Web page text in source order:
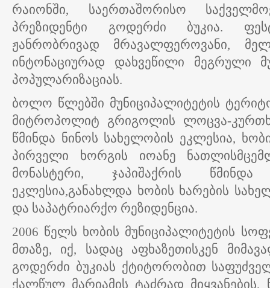
რაიონში, საერთაშორისო
პრეზიდენტი გოდერძი ბუკია.
ჟანრობრივად მრავალფეროვანი,
ინტონაციურად დახვეწილი მეგრული
პოპულარიზაციას.
ბოლო წლებში მუნიციპალიტეტის
მიტროპოლიტ გრიგოლის ლოცვა-
წმინდა ნინოს სახელობის ეკლესია,
პირველი ხორგის იოანე
მონასტერი, ჯაპიშაქრის
ეკლესია,განახლდა ხობის ხარების
და საპატრიარქო რეზიდენცია.
2006 წელს ხობის მუნიციპალიტეტის
მთაზე, იქ, სადაც აფხაზეთისკენ
გოდერძი ბუკიას ქტიტორობით
ქალწულ მარიამის ტაძრად მიყვანების,